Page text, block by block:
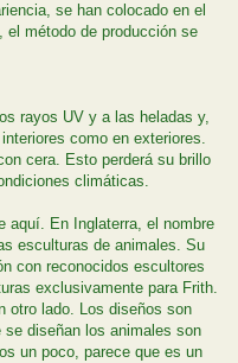
se han colocado en el
el método de producción se
rayos UV y a las heladas y,
como en exteriores.
cera. Esto perderá su brillo
climáticas.
aquí. En Inglaterra, el nombre
esculturas de animales. Su
con reconocidos escultores
exclusivamente para Frith.
otro lado. Los diseños son
diseñan los animales son
un poco, parece que es un